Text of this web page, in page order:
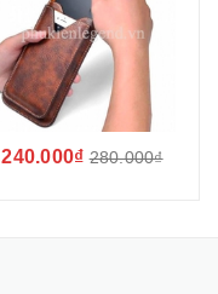
240.000₫ 280.000₫